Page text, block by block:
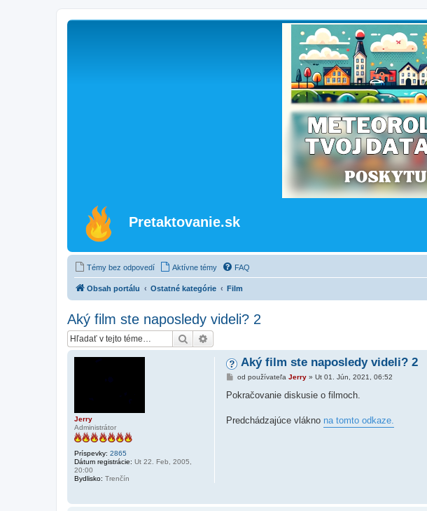
Pretaktovanie.sk
Témy bez odpovedí Aktívne témy FAQ
Obsah portálu Ostatné kategórie Film
Aký film ste naposledy videli? 2
Hľadať
Jerry
Administrátor
Príspevky: 2865
Dátum registrácie: Ut 22. Feb, 2005,
20:00
Bydlisko: Trenčín
Aký film ste naposledy videli? 2
P
í
e
od používateľa Jerry» Ut 01. Jún, 2021, 06:52
Pokračovanie diskusie o filmoch.
Predchádzajúce vlákno na tomto odkaze.